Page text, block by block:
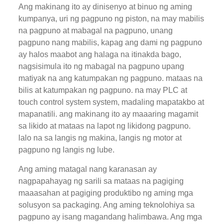
Ang makinang ito ay dinisenyo at binuo ng aming
kumpanya, uri ng pagpuno ng piston, na may mabilis
na pagpuno at mabagal na pagpuno, unang
pagpuno nang mabilis, kapag ang dami ng pagpuno
ay halos maabot ang halaga na itinakda bago,
nagsisimula ito ng mabagal na pagpuno upang
matiyak na ang katumpakan ng pagpuno. mataas na
bilis at katumpakan ng pagpuno. na may PLC at
touch control system system, madaling mapatakbo at
mapanatili. ang makinang ito ay maaaring magamit
sa likido at mataas na lapot ng likidong pagpuno.
lalo na sa langis ng makina, langis ng motor at
pagpuno ng langis ng lube.
Ang aming matagal nang karanasan ay
nagpapahayag ng sarili sa mataas na pagiging
maaasahan at pagiging produktibo ng aming mga
solusyon sa packaging. Ang aming teknolohiya sa
pagpuno ay isang magandang halimbawa. Ang mga